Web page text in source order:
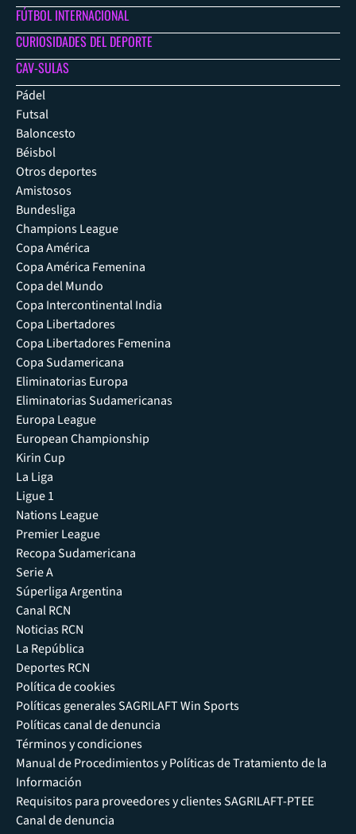
FÚTBOL INTERNACIONAL
CURIOSIDADES DEL DEPORTE
CAV-SULAS
Pádel
Futsal
Baloncesto
Béisbol
Otros deportes
Amistosos
Bundesliga
Champions League
Copa América
Copa América Femenina
Copa del Mundo
Copa Intercontinental India
Copa Libertadores
Copa Libertadores Femenina
Copa Sudamericana
Eliminatorias Europa
Eliminatorias Sudamericanas
Europa League
European Championship
Kirin Cup
La Liga
Ligue 1
Nations League
Premier League
Recopa Sudamericana
Serie A
Súperliga Argentina
Canal RCN
Noticias RCN
La República
Deportes RCN
Política de cookies
Políticas generales SAGRILAFT Win Sports
Políticas canal de denuncia
Términos y condiciones
Manual de Procedimientos y Políticas de Tratamiento de la
Información
Requisitos para proveedores y clientes SAGRILAFT-PTEE
Canal de denuncia